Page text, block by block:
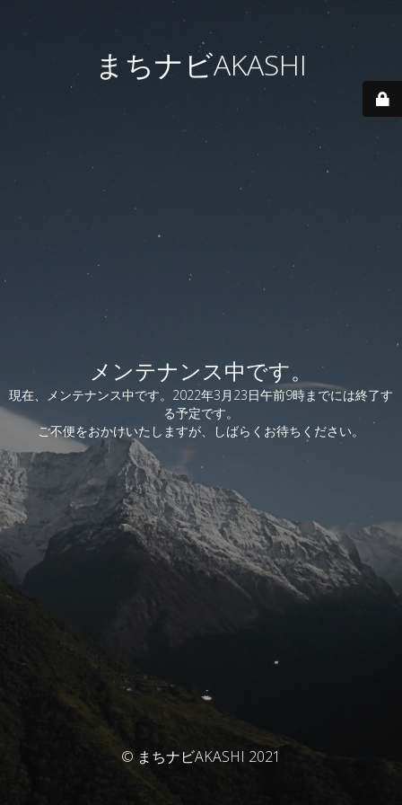
まちナビAKASHI
メンテナンス中です。
現在、メンテナンス中です。2022年3月23日午前9時までには終了す
る予定です。
ご不便をおかけいたしますが、しばらくお待ちください。
© まちナビAKASHI 2021